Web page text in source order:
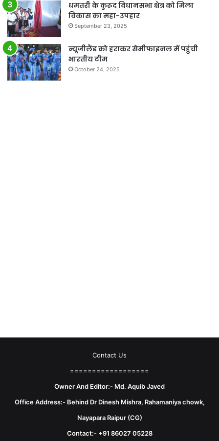
धमतरी के कुरूद विधानसभा क्षेत्र को मिला
विकास का महा-उपहार
September 23, 2025
न्यूजीलैंड को हराकर सेमीफाइनल में पहुंची
भारतीय टीम
October 24, 2025
Contact Us
==================
Owner And Editor:- Md. Aquib Javed
Office Address:- Behind Dr Dinesh Mishra, Rahamaniya chowk,
Nayapara Raipur (CG)
Contact:- +91 86027 05228